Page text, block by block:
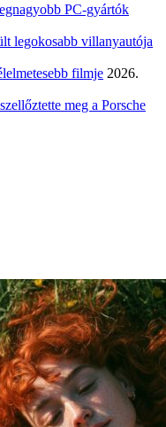
PC-gyártók
legokosabb villanyautója
filmje 2026.
meg a Porsche